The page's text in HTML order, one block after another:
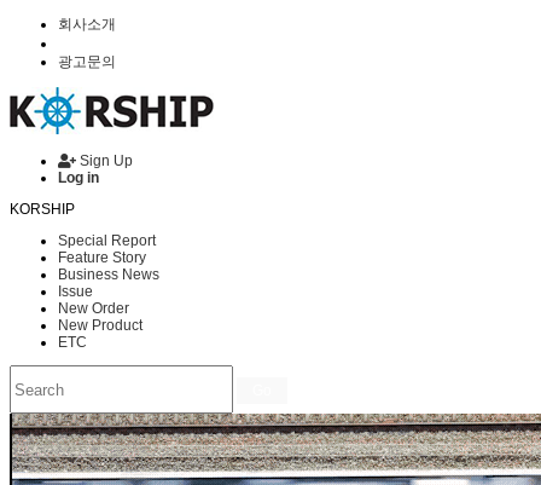
회사소개
광고문의
Sign Up
Log in
KORSHIP
Special Report
Feature Story
Business News
Issue
New Order
New Product
ETC